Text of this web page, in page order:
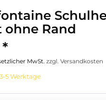
ohne Rand
MwSt. zzgl. Versandkosten
5 Werktage